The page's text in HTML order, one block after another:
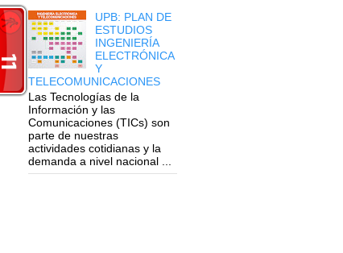
UPB: PLAN DE
ESTUDIOS
INGENIERÍA
ELECTRÓNICA
Y
TELECOMUNICACIONES
Las Tecnologías de la
Información y las
Comunicaciones (TICs) son
parte de nuestras
actividades cotidianas y la
demanda a nivel nacional ...